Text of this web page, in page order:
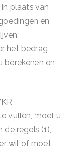
in plaats van
en
het bedrag
berekenen en
vullen, moet u
de regels (1),
wil of moet